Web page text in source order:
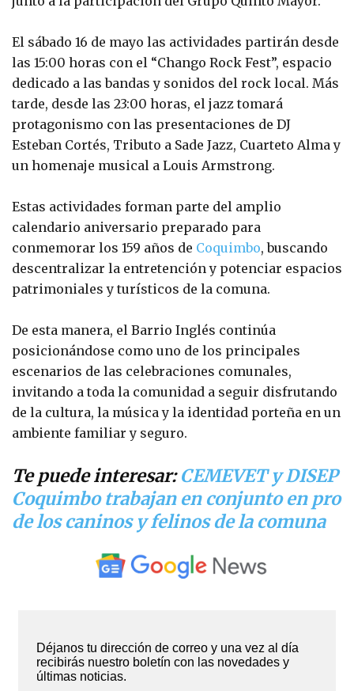
El sábado 16 de mayo las actividades partirán desde
las 15:00 horas con el “Chango Rock Fest”, espacio
dedicado a las bandas y sonidos del rock local. Más
tarde, desde las 23:00 horas, el jazz tomará
protagonismo con las presentaciones de DJ
Esteban Cortés, Tributo a Sade Jazz, Cuarteto Alma y
un homenaje musical a Louis Armstrong.
Estas actividades forman parte del amplio
calendario aniversario preparado para
conmemorar los 159 años de Coquimbo, buscando
descentralizar la entretención y potenciar espacios
patrimoniales y turísticos de la comuna.
De esta manera, el Barrio Inglés continúa
posicionándose como uno de los principales
escenarios de las celebraciones comunales,
invitando a toda la comunidad a seguir disfrutando
de la cultura, la música y la identidad porteña en un
ambiente familiar y seguro.
Te puede interesar:CEMEVET y DISEP
Coquimbo trabajan en conjunto en pro
de los caninos y felinos de la comuna